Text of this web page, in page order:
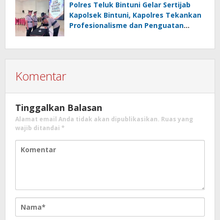
Polres Teluk Bintuni Gelar Sertijab
Kapolsek Bintuni, Kapolres Tekankan
Profesionalisme dan Penguatan
Komentar
Tinggalkan Balasan
Alamat email Anda tidak akan dipublikasikan. Ruas yang
wajib ditandai *